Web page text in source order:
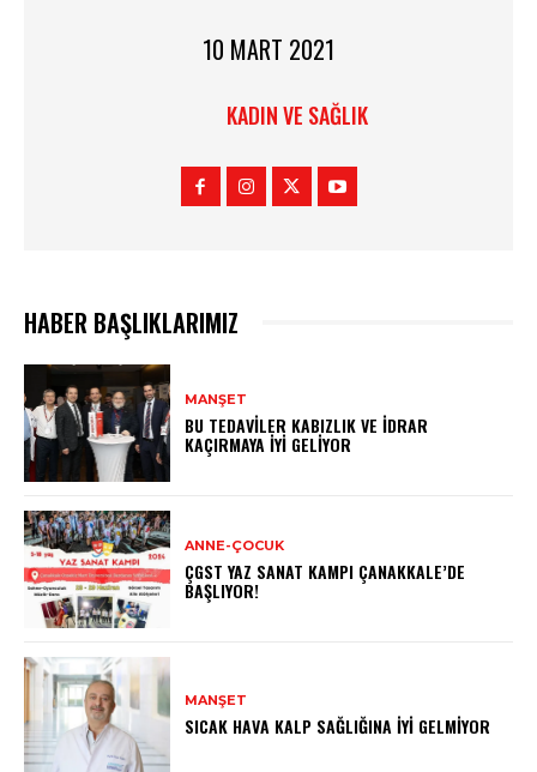
10 MART 2021
KADIN VE SAĞLIK
HABER BAŞLIKLARIMIZ
MANŞET
BU TEDAVILER KABIZLIK VE İDRAR
KAÇIRMAYA İYI GELIYOR
ANNE-ÇOCUK
ÇGST YAZ SANAT KAMPI ÇANAKKALE’DE
BAŞLIYOR!
MANŞET
SICAK HAVA KALP SAĞLIĞINA İYI GELMIYOR